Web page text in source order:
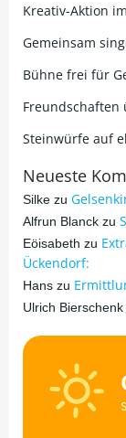
Kreativ-Aktion
Gemeinsam
Bühne frei für
Freundschaften
Steinwürfe auf
Neueste
Silke zu
Alfrun Blanck zu
Eöisabeth zu
Ückendorf:
Hans zu
Ulrich Bierschenk